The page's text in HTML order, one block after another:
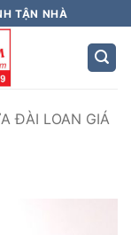
TẬN NHÀ
ĐÀI LOAN GIÁ